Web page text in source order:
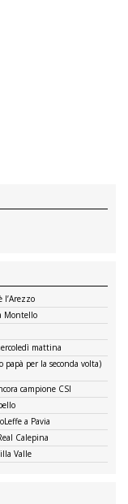
l’Arezzo
Montello
mattina
papà per la seconda volta)
campione CSI
a Pavia
Calepina
Valle